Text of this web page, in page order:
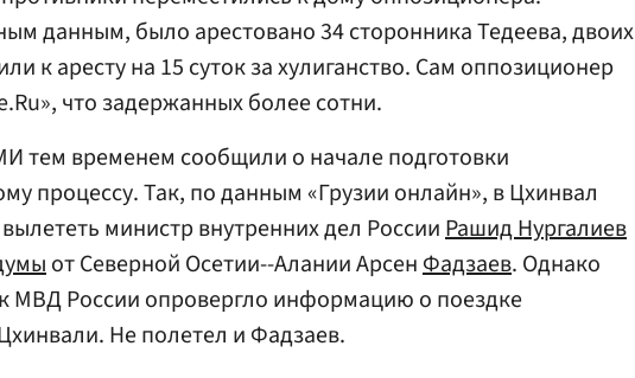
данным, было арестовано 34 сторонника Тедеева, двоих
к аресту на 15 суток за хулиганство. Сам оппозиционер
что задержанных более сотни.
тем временем сообщили о начале подготовки
процессу. Так, по данным «Грузии онлайн», в Цхинвал
министр внутренних дел РоссииРашид Нургалиев
от Северной Осетии--Алании АрсенФадзаев. Однако
МВД России опровергло информацию о поездке
Не полетел и Фадзаев.